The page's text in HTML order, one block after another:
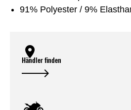
91% Polyester / 9%
Händler finden